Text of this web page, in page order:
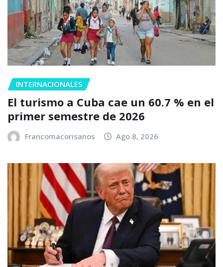
INTERNACIONALES
El turismo a Cuba cae un 60.7 % en el
primer semestre de 2026
Francomacorisanos Ago 8, 2026